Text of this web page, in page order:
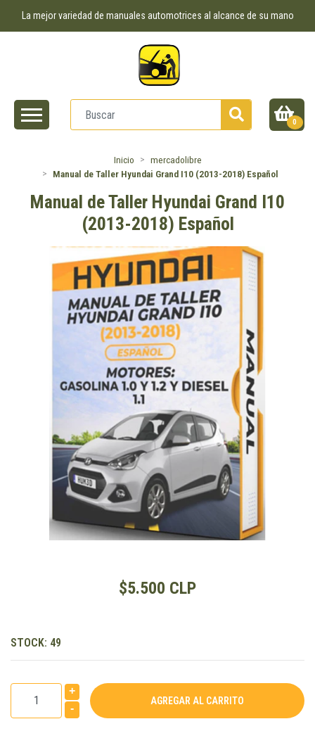
La mejor variedad de manuales automotrices al alcance de su mano
0
Inicio
mercadolibre
Manual de Taller Hyundai Grand I10 (2013-2018) Español
Manual de Taller Hyundai Grand I10
(2013-2018) Español
$5.500 CLP
STOCK: 49
+
-